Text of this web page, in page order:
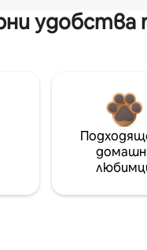
удобства